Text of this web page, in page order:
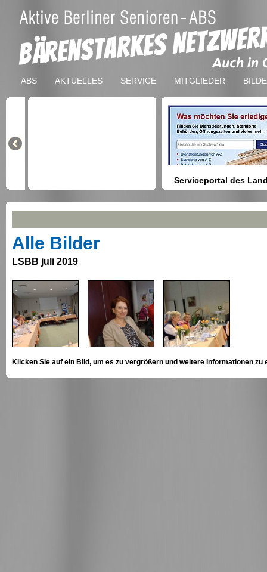
ABS AKTUELLES SERVICE MITGLIEDER
Serviceportal des
Berlin
Anmeldung bei Ämtern usw.
Alle Bilder
LSBB juli 2019
Klicken Sie auf ein Bild, um es zu vergrößern und weitere Informationen zu